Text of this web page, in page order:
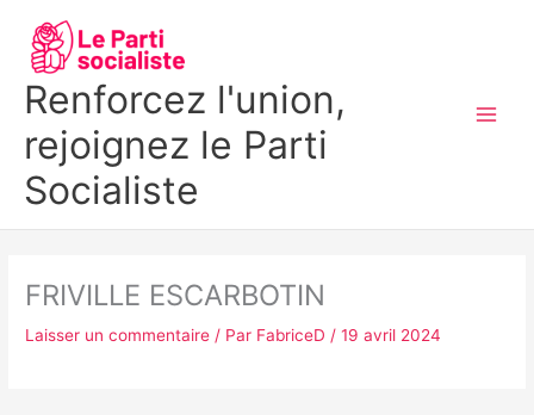
contenu
Renforcez l'union,
rejoignez le Parti
Socialiste
FRIVILLE ESCARBOTIN
Laisser un commentaire / Par FabriceD/19 avril 2024